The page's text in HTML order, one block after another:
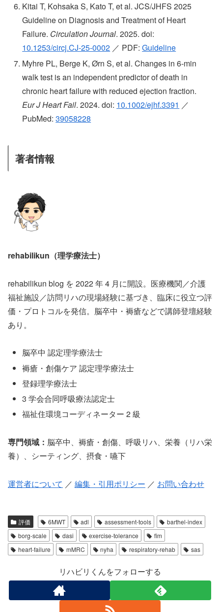
Kitai T, Kohsaka S, Kato T, et al. JCS/JHFS 2025
Guideline on Diagnosis and Treatment of Heart
Failure. Circulation Journal. 2025. doi:
10.1253/circj.CJ-25-0002 ／ PDF:Guideline
Myhre PL, Berge K, Ørn S, et al. Changes in 6-min
walk test is an independent predictor of death in
chronic heart failure with reduced ejection fraction.
Eur J Heart Fail. 2024. doi: 10.1002/ejhf.3391 ／
PubMed:39058228
著者情報
rehabilikun（理学療法士）
rehabilikun blog を 2022 年 4 月に開設。医療機関／介護
福祉施設／訪問リハの現場経験に基づき、臨床に役立つ評
価・プロトコルを発信。脳卒中・褥瘡などで講師登壇経験
あり。
脳卒中 認定理学療法士
褥瘡・創傷ケア 認定理学療法士
登録理学療法士
3 学会合同呼吸療法認定士
福祉住環境コーディネーター 2 級
専門領域： 脳卒中、褥瘡・創傷、呼吸リハ、栄養（リハ栄
養）、シーティング、摂食・嚥下
運営者について ／ 編集・引用ポリシー ／ お問い合わせ
評価 6MWT adl assessment-tools
barthel-index
borg-scale
dasi exercise-tolerance
fim
heart-failure
mMRC nyha respiratory-rehab sas
リハビリくんをフォローする